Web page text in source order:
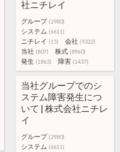
社ニチレイ
グループ (2980)
システム (6611)
ニチレイ (15) 会社 (9322)
当社 (807) 株式 (8960)
発生 (1863) 障害 (1437)
当社グループでのシ
ステム障害発生につ
いて | 株式会社ニチレ
イ
グループ (2980)
システム (6611)